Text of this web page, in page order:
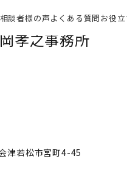
談者様の声よくある質問お役
孝之事務所
津若松市宮町4-45